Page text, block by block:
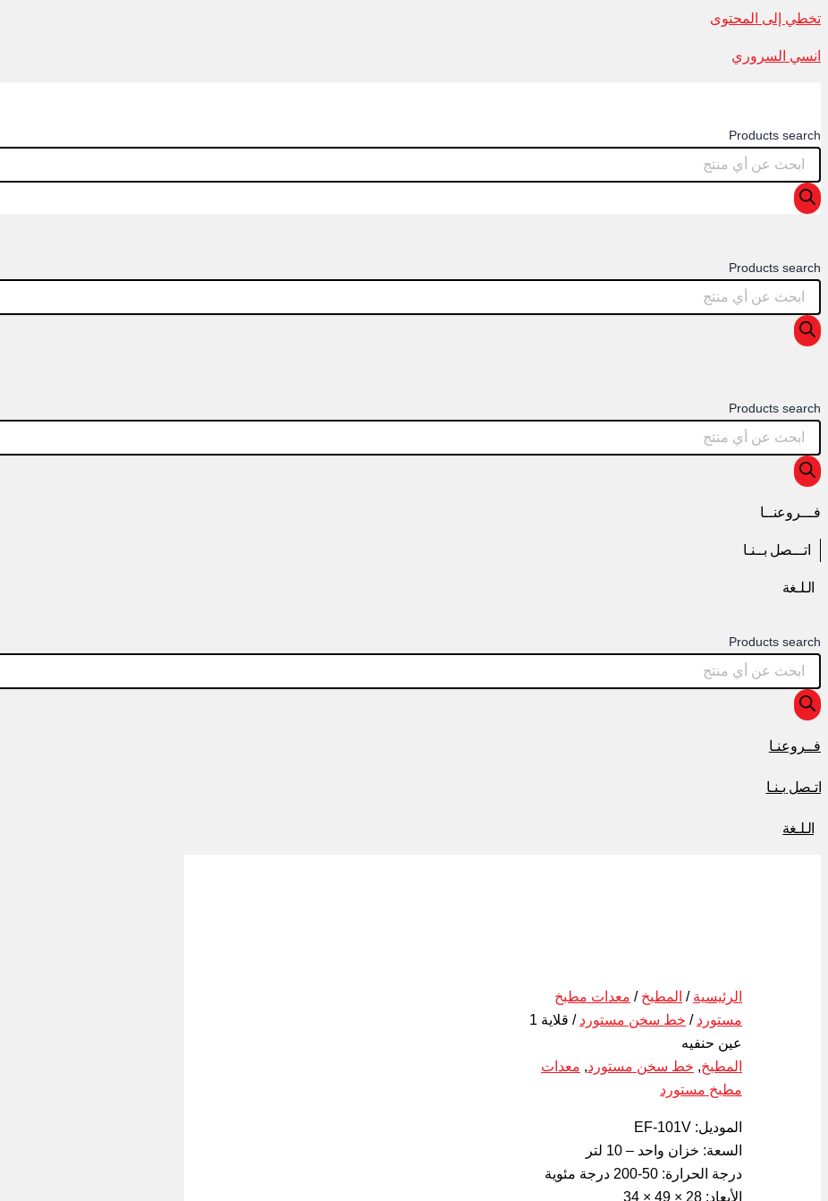
تخطي إلى المحتوى
انسي السروري
Products search
Products search
Products search
فـــروعنــا
اتـــصل بــنـا
الـلـغة
Products search
فــروعنـا
اتـصل بـنـا
الـلـغة
الرئيسية / المطبخ / معدات مطبخ
مستورد / خط سخن مستورد
/ قلاية 1
عين حنفيه
المطبخ, خط سخن مستورد, معدات
مطبخ مستورد
الموديل: EF-101V
السعة: خزان واحد – 10 لتر
درجة الحرارة: 50-200 درجة مئوية
الأبعاد: 28 × 49 × 34